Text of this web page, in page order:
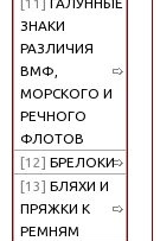
[11] ГАЛУННЫЕ
ЗНАКИ
РАЗЛИЧИЯ
ВМФ,
МОРСКОГО И
РЕЧНОГО
ФЛОТОВ
[12] БРЕЛОКИ
[13] БЛЯХИ И
ПРЯЖКИ К
РЕМНЯМ